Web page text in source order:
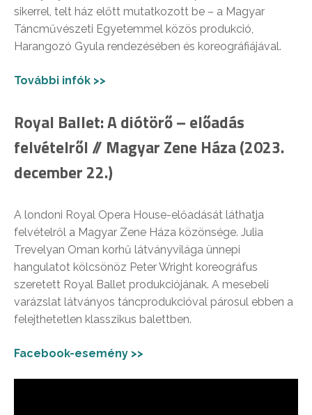
sikerrel, telt ház előtt mutatkozott be – a Magyar
Táncművészeti Egyetemmel közös produkció,
Harangozó Gyula rendezésében és koreográfiájával.
További infók >>
Royal Ballet: A diótörő – előadás
felvételről // Magyar Zene Háza (2023.
december 22.)
A londoni Royal Opera House-előadását láthatja
felvételről a Magyar Zene Háza közönsége. Julia
Trevelyan Oman korhű látványvilága ünnepi
hangulatot kölcsönöz Peter Wright koreográfus
szeretett Royal Ballet produkciójának. A mesebeli
varázslat látványos táncprodukcióval párosul ebben a
felejthetetlen klasszikus balettben.
Facebook-esemény >>